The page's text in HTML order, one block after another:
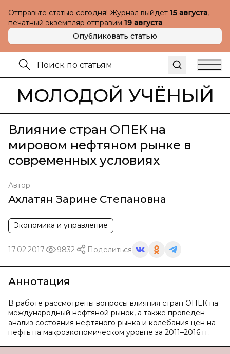
Отправьте статью сегодня! Журнал выйдет 15 августа,
печатный экземпляр отправим 19 августа
Опубликовать статью
МОЛОДОЙ УЧЁНЫЙ
Влияние стран ОПЕК на
мировом нефтяном рынке в
современных условиях
Автор
Ахлатян Зарине Степановна
Экономика и управление
17.02.2017 9832 Поделиться
Аннотация
В работе рассмотрены вопросы влияния стран ОПЕК на
международный нефтяной рынок, а также проведен
анализ состояния нефтяного рынка и колебания цен на
нефть на макроэкономическом уровне за 2011–2016 гг.